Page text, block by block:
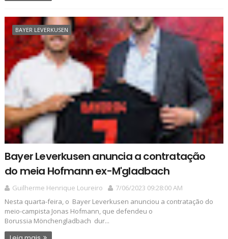
BAYER LEVERKUSEN
Bayer Leverkusen anuncia a contratação
do meia Hofmann ex-M'gladbach
Guilherme Henrique Loureiro
7/06/2023 09:28:00 AM
Nesta quarta-feira, o Bayer Leverkusen anunciou a contratação do
meio-campista Jonas Hofmann, que defendeu o
Borussia Mönchengladbach dur...